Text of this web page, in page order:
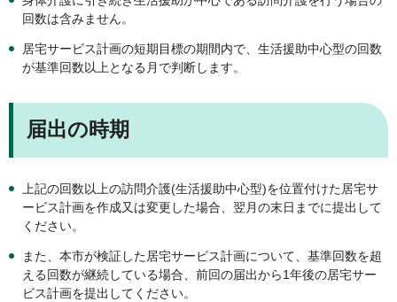
回数は含みません。
居宅サービス計画の短期目標の期間内で、生活援助中心型の回数
が基準回数以上となる月で判断します。
届出の時期
上記の回数以上の訪問介護(生活援助中心型)を位置付けた居宅サ
ービス計画を作成又は変更した場合、翌月の末日までに提出して
ください。
また、本市が検証した居宅サービス計画について、基準回数を超
える回数が継続している場合、前回の届出から1年後の居宅サー
ビス計画を提出してください。